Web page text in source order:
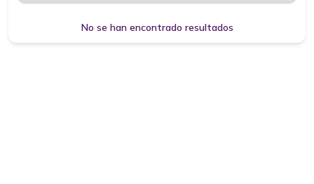
No se han encontrado resultados
Cargando, espere por favor...